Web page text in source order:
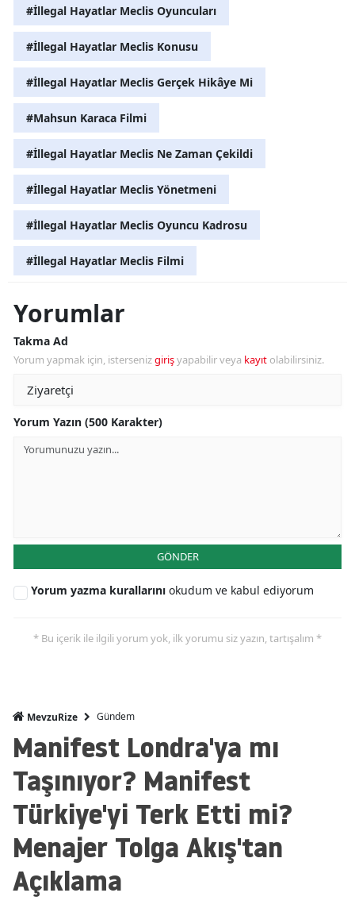
#İllegal Hayatlar Meclis Oyuncuları
#İllegal Hayatlar Meclis Konusu
#İllegal Hayatlar Meclis Gerçek Hikâye Mi
#Mahsun Karaca Filmi
#İllegal Hayatlar Meclis Ne Zaman Çekildi
#İllegal Hayatlar Meclis Yönetmeni
#İllegal Hayatlar Meclis Oyuncu Kadrosu
#İllegal Hayatlar Meclis Filmi
Yorumlar
Takma Ad
Yorum yapmak için, istersenizgirişyapabilir veya kayıt olabilirsiniz.
Yorum Yazın (500 Karakter)
GÖNDER
Yorum yazma kurallarını okudum ve kabul ediyorum
* Bu içerik ile ilgili yorum yok, ilk yorumu siz yazın, tartışalım *
MevzuRize Gündem
Manifest Londra'ya mı
Taşınıyor? Manifest
Türkiye'yi Terk Etti mi?
Menajer Tolga Akış'tan
Açıklama